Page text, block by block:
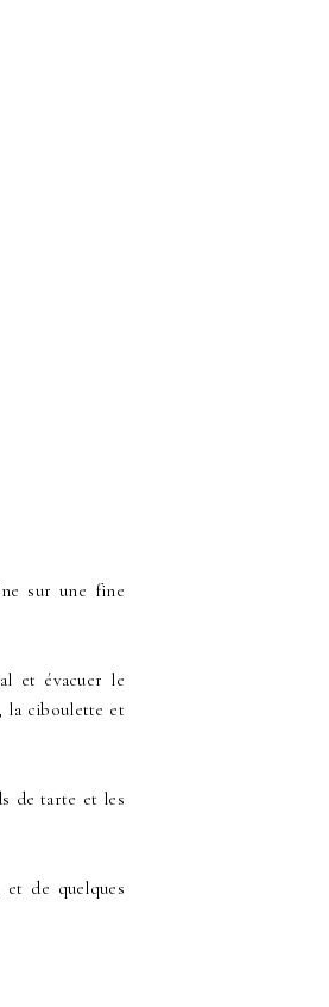
sur une fine
et évacuer le
la ciboulette et
de tarte et les
de quelques